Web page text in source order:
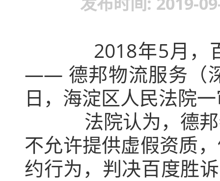
2018年5月，百度
—— 德邦物流服务（
日，海淀区人民法院
法院认为，德邦物
不允许提供虚假资质
约行为，判决百度胜